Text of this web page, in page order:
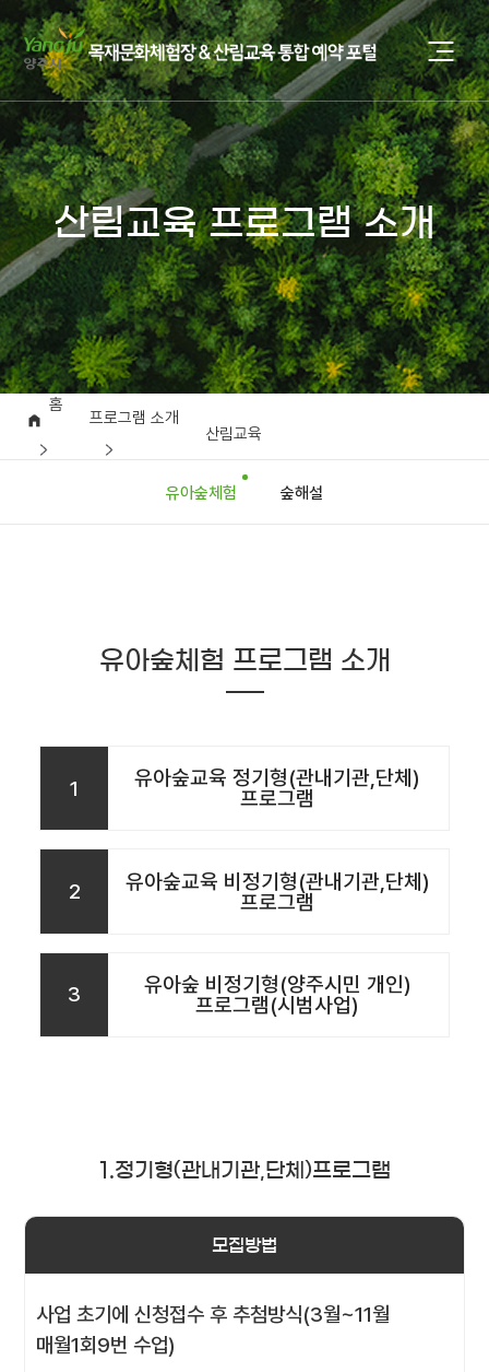
산림교육 프로그램 소개
홈
프로그램 소개
산림교육
유아숲체험 숲해설
유아숲체험 프로그램 소개
1
유아숲교육 정기형(관내기관,단체)
프로그램
2
유아숲교육 비정기형(관내기관,단체)
프로그램
3
유아숲 비정기형(양주시민 개인)
프로그램(시범사업)
1.정기형(관내기관,단체)프로그램
모집방법
사업 초기에 신청접수 후 추첨방식(3월~11월
매월1회9번 수업)